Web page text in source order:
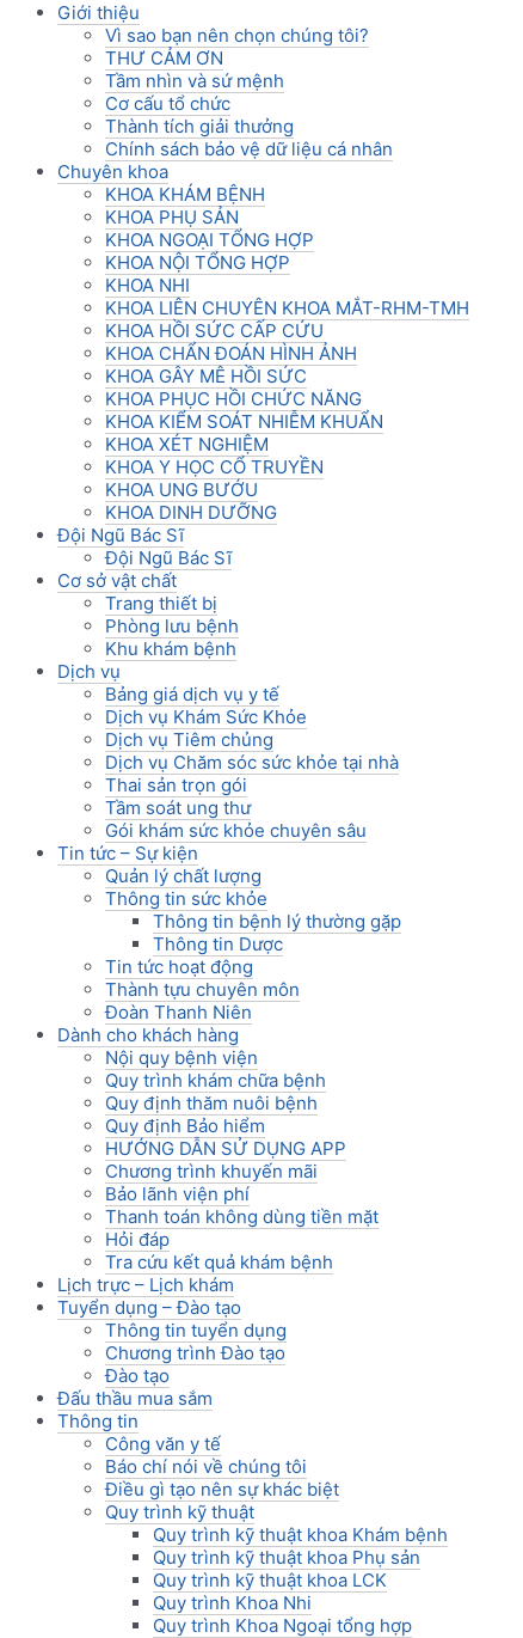
Giới thiệu
Vì sao bạn nên chọn chúng tôi?
THƯ CẢM ƠN
Tầm nhìn và sứ mệnh
Cơ cấu tổ chức
Thành tích giải thưởng
Chính sách bảo vệ dữ liệu cá nhân
Chuyên khoa
KHOA KHÁM BỆNH
KHOA PHỤ SẢN
KHOA NGOẠI TỔNG HỢP
KHOA NỘI TỔNG HỢP
KHOA NHI
KHOA LIÊN CHUYÊN KHOA MẮT-RHM-TMH
KHOA HỒI SỨC CẤP CỨU
KHOA CHẨN ĐOÁN HÌNH ẢNH
KHOA GÂY MÊ HỒI SỨC
KHOA PHỤC HỒI CHỨC NĂNG
KHOA KIỂM SOÁT NHIỄM KHUẨN
KHOA XÉT NGHIỆM
KHOA Y HỌC CỔ TRUYỀN
KHOA UNG BƯỚU
KHOA DINH DƯỠNG
Đội Ngũ Bác Sĩ
Đội Ngũ Bác Sĩ
Cơ sở vật chất
Trang thiết bị
Phòng lưu bệnh
Khu khám bệnh
Dịch vụ
Bảng giá dịch vụ y tế
Dịch vụ Khám Sức Khỏe
Dịch vụ Tiêm chủng
Dịch vụ Chăm sóc sức khỏe tại nhà
Thai sản trọn gói
Tầm soát ung thư
Gói khám sức khỏe chuyên sâu
Tin tức – Sự kiện
Quản lý chất lượng
Thông tin sức khỏe
Thông tin bệnh lý thường gặp
Thông tin Dược
Tin tức hoạt động
Thành tựu chuyên môn
Đoàn Thanh Niên
Dành cho khách hàng
Nội quy bệnh viện
Quy trình khám chữa bệnh
Quy định thăm nuôi bệnh
Quy định Bảo hiểm
HƯỚNG DẪN SỬ DỤNG APP
Chương trình khuyến mãi
Bảo lãnh viện phí
Thanh toán không dùng tiền mặt
Hỏi đáp
Tra cứu kết quả khám bệnh
Lịch trực – Lịch khám
Tuyển dụng – Đào tạo
Thông tin tuyển dụng
Chương trình Đào tạo
Đào tạo
Đấu thầu mua sắm
Thông tin
Công văn y tế
Báo chí nói về chúng tôi
Điều gì tạo nên sự khác biệt
Quy trình kỹ thuật
Quy trình kỹ thuật khoa Khám bệnh
Quy trình kỹ thuật khoa Phụ sản
Quy trình kỹ thuật khoa LCK
Quy trình Khoa Nhi
Quy trình Khoa Ngoại tổng hợp